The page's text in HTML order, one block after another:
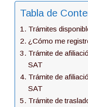
Tabla de
Trámites
¿Cómo me
Trámite de
SAT
Trámite de
SAT
Trámite de